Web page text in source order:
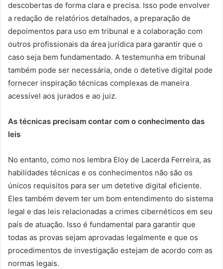
descobertas de forma clara e precisa. Isso pode envolver
a redação de relatórios detalhados, a preparação de
depoimentos para uso em tribunal e a colaboração com
outros profissionais da área jurídica para garantir que o
caso seja bem fundamentado. A testemunha em tribunal
também pode ser necessária, onde o detetive digital pode
fornecer inspiração técnicas complexas de maneira
acessível aos jurados e ao juiz.
As técnicas precisam contar com o conhecimento das
leis
No entanto, como nos lembra Eloy de Lacerda Ferreira, as
habilidades técnicas e os conhecimentos não são os
únicos requisitos para ser um detetive digital eficiente.
Eles também devem ter um bom entendimento do sistema
legal e das leis relacionadas a crimes cibernéticos em seu
país de atuação. Isso é fundamental para garantir que
todas as provas sejam aprovadas legalmente e que os
procedimentos de investigação estejam de acordo com as
normas legais.